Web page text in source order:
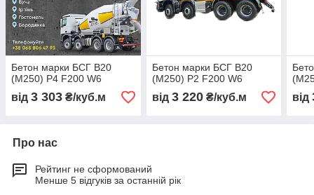
Бетон марки БСГ В20
(М250) P4 F200 W6
від 3 303 ₴/куб.м
Бетон марки БСГ В20
(М250) P2 F200 W6
від 3 220₴/куб.м від
Про нас
Рейтинг не сформований
Менше 5 відгуків за останній рік